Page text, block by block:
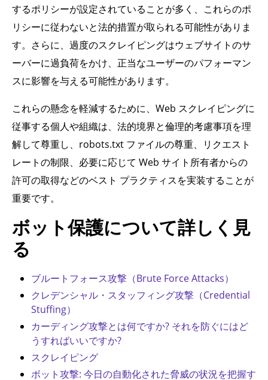
するポリシーが設定されていることが多く、これらのポ
リシーに従わないと法的措置が取られる可能性がありま
す。さらに、過度のスクレイピングはウェブサイトのサ
ーバーに過負荷をかけ、正当なユーザーのパフォーマン
スに影響を与える可能性があります。
これらの懸念を軽減するために、Web スクレイピングに
従事する個人や組織は、法的境界と倫理的考慮事項を理
解して尊重し、robots.txt ファイルの尊重、リクエスト
レートの制限、必要に応じて Web サイト所有者からの
許可の取得などのベスト プラクティスを実装することが
重要です。
ボット保護について詳しく見
る
ブルートフォース攻撃（Brute Force Attacks）
クレデンシャル・スタッフィング攻撃（Credential
Stuffing）
カーディング攻撃とは何ですか? それを防ぐにはど
うすればいいですか?
スクレイピング
ボット攻撃: 今日の自動化された脅威の状況を把握す